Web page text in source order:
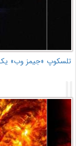
تلسکوپ «جیمز وب» یک